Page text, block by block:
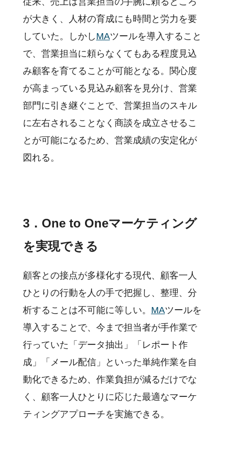
が大きく、人材の育成にも時間と労力を要
していた。しかし MAツールを導入すること
で、営業担当に頼らなくてもある程度見込
み顧客を育てることが可能となる。関心度
が高まっている見込み顧客を見分け、営業
部門に引き継ぐことで、営業担当のスキル
に左右されることなく商談を成立させるこ
とが可能になるため、営業成績の安定化が
図れる。
3．One to Oneマーケティング
を実現できる
顧客との接点が多様化する現代、顧客一人
ひとりの行動を人の手で把握し、整理、分
析することは不可能に等しい。 MAツールを
導入することで、今まで担当者が手作業で
行っていた「データ抽出」「レポート作
成」「メール配信」といった単純作業を自
動化できるため、作業負担が減るだけでな
く、顧客一人ひとりに応じた最適なマーケ
ティングアプローチを実施できる。